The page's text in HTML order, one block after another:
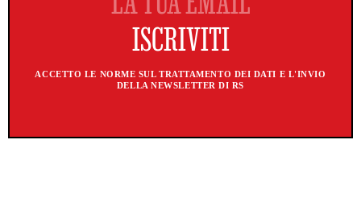
ACCETTO LE NORME SUL TRATTAMENTO DEI DATI E L'INVIO
DELLA NEWSLETTER DI RS